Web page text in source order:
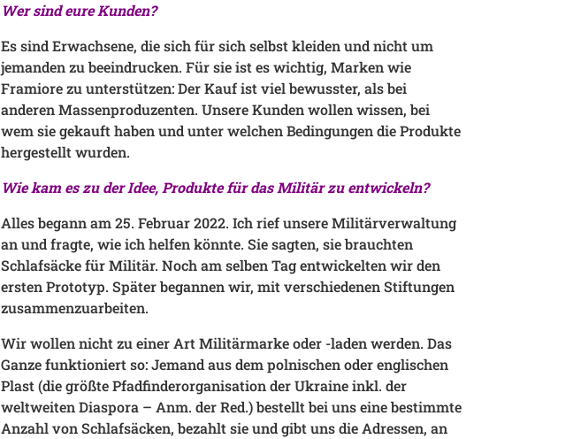
Wer sind eure Kunden?
Es sind Erwachsene, die sich für sich selbst kleiden und nicht um
jemanden zu beeindrucken. Für sie ist es wichtig, Marken wie
Framiore zu unterstützen: Der Kauf ist viel bewusster, als bei
anderen Massenproduzenten. Unsere Kunden wollen wissen, bei
wem sie gekauft haben und unter welchen Bedingungen die Produkte
hergestellt wurden.
Wie kam es zu der Idee, Produkte für das Militär zu entwickeln?
Alles begann am 25. Februar 2022. Ich rief unsere Militärverwaltung
an und fragte, wie ich helfen könnte. Sie sagten, sie brauchten
Schlafsäcke für Militär. Noch am selben Tag entwickelten wir den
ersten Prototyp.Später begannen wir, mit verschiedenen Stiftungen
zusammenzuarbeiten.
Wir wollen nicht zu einer Art Militärmarke oder -laden werden. Das
Ganze funktioniert so: Jemand aus dem polnischen oder englischen
Plast (die größte Pfadfinderorganisation der Ukraine inkl. der
weltweiten Diaspora – Anm. der Red.) bestellt bei uns eine bestimmte
Anzahl von Schlafsäcken, bezahlt sie und gibt uns die Adressen, an